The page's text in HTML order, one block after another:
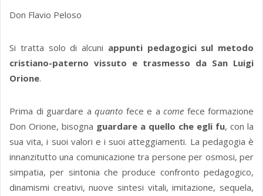
Don Flavio Peloso
Si tratta solo di alcuni appunti pedagogici sul metodo
cristiano-paterno vissuto e trasmesso da San Luigi
Orione.
Prima di guardare a quanto fece e a come fece formazione
Don Orione, bisogna guardare a quello che egli fu, con la
sua vita, i suoi valori e i suoi atteggiamenti. La pedagogia è
innanzitutto una comunicazione tra persone per osmosi, per
simpatia, per sintonia che produce confronto pedagogico,
dinamismi creativi, nuove sintesi vitali, imitazione, sequela,